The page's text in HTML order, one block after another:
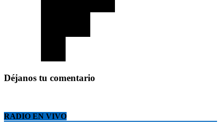
Déjanos tu comentario
RADIO EN VIVO